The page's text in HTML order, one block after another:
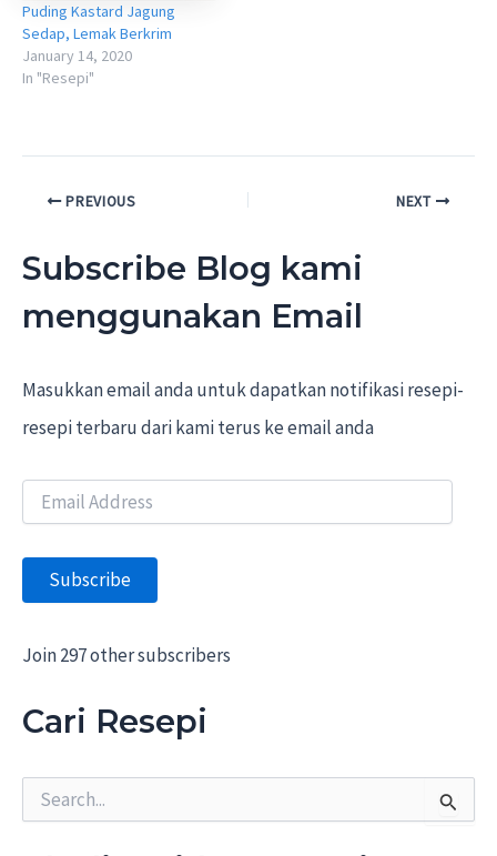
Puding Kastard Jagung
Sedap, Lemak Berkrim
January 14, 2020
In "Resepi"
Post PREVIOUS NEXT
Subscribe Blog kami
menggunakan Email
Masukkan email anda untuk dapatkan notifikasi resepi-
resepi terbaru dari kami terus ke email anda
E
i
A
d
r
s
s
Subscribe
Join 297 other subscribers
Cari Resepi